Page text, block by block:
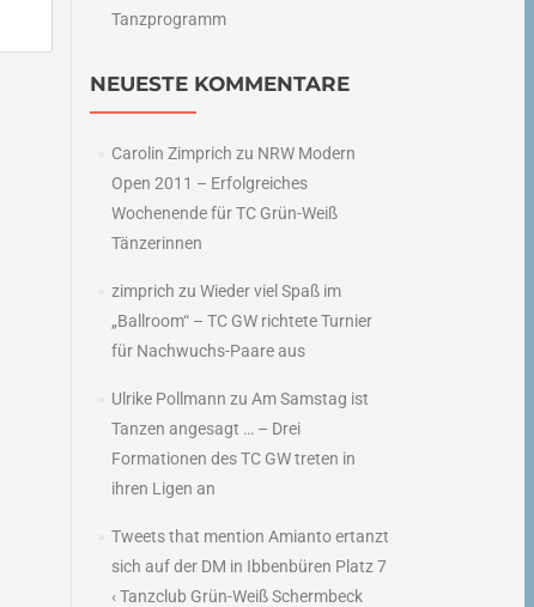
Tanzprogramm
NEUESTE KOMMENTARE
Carolin Zimprich zu NRW Modern
Open 2011 – Erfolgreiches
Wochenende für TC Grün-Weiß
Tänzerinnen
zimprich zu Wieder viel Spaß im
„Ballroom“ – TC GW richtete Turnier
für Nachwuchs-Paare aus
Ulrike Pollmann zu Am Samstag ist
Tanzen angesagt … – Drei
Formationen des TC GW treten in
ihren Ligen an
Tweets that mention Amianto ertanzt
sich auf der DM in Ibbenbüren Platz 7
‹ Tanzclub Grün-Weiß Schermbeck